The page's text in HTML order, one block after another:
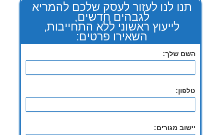
תנו לנו לעזור לעסק שלכם להמריא
לגבהים חדשים,
לייעוץ ראשוני ללא התחייבות,
השאירו פרטים:
השם שלך:
טלפון:
יישוב מגורים: